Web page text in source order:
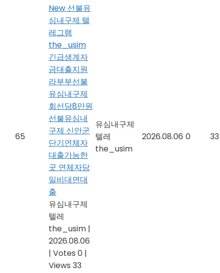
65
New 선불유
심내구제 텔
레그램
the_usim
긴급생계자
금대출지원
라부부선불
유심내구제
회선당8만원
선불유심내
구제 신안군
단기연체자
대출가능한
곳 연체자당
일비대면대
출
유심내구제
텔레
the_usim |
2026.08.06
| Votes 0 |
Views 33
유심내구제
텔레
the_usim
2026.08.06 0 33